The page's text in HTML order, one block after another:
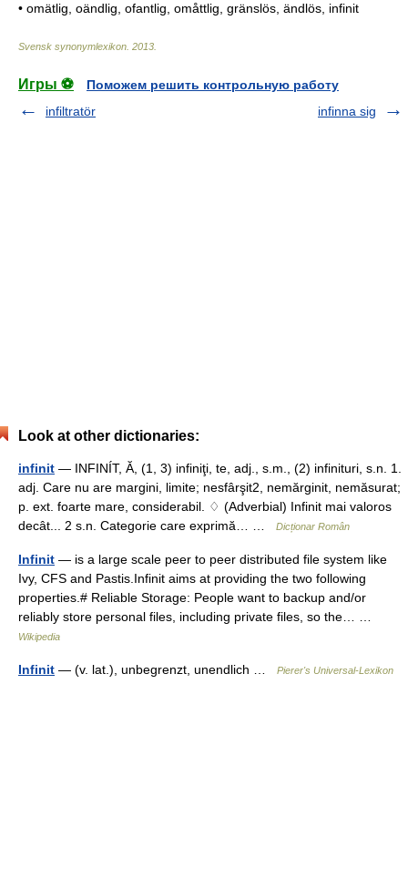
• omätlig, oändlig, ofantlig, omåttlig, gränslös, ändlös, infinit
Svensk synonymlexikon 2013
Игры ⚽
Поможем решить контрольную работу
infiltratör
infinna sig
Look at other dictionaries:
infinit — INFINÍT, Ă, (1, 3) infiniţi, te, adj., s.m., (2) infinituri, s.n. 1.
adj. Care nu are margini, limite; nesfârşit2, nemărginit, nemăsurat;
p. ext. foarte mare, considerabil. ♢ (Adverbial) Infinit mai valoros
decât... 2 s.n. Categorie care exprimă… …
Dicționar Român
Infinit — is a large scale peer to peer distributed file system like
Ivy, CFS and Pastis.Infinit aims at providing the two following
properties.# Reliable Storage: People want to backup and/or
reliably store personal files, including private files, so the… …
Wikipedia
Infinit — (v. lat.), unbegrenzt, unendlich … Pierer's Universal-Lexikon